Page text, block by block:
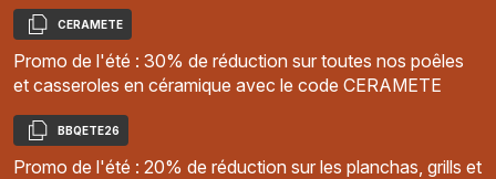
Copier
CERAMETE
Promo de l'été : 30% de réduction sur toutes nos poêles
et casseroles en céramique avec le code CERAMETE
Copier
BBQETE26
Promo de l'été : 20% de réduction sur les planchas, grills et